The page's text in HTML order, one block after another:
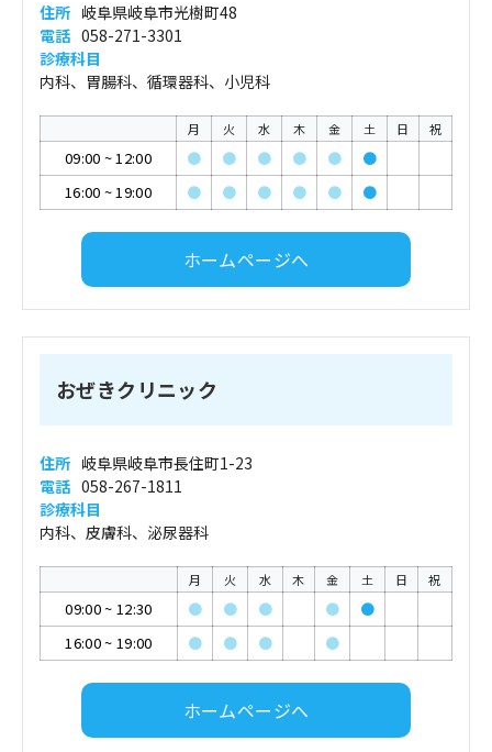
住所 岐阜県岐阜市光樹町48
電話 058-271-3301
診療科目
内科、胃腸科、循環器科、小児科
月 火 水 木 金 土 日 祝
09:00 ~12:00 ● ● ● ● ●
●
16:00 ~19:00 ● ● ● ● ● ●
ホームページへ
おぜきクリニック
住所 岐阜県岐阜市長住町1-23
電話 058-267-1811
診療科目
内科、皮膚科、泌尿器科
月 火 水 木 金 土 日 祝
09:00~ 12:30 ● ● ● ●
●
16:00~ 19:00 ● ● ● ●
ホームページへ